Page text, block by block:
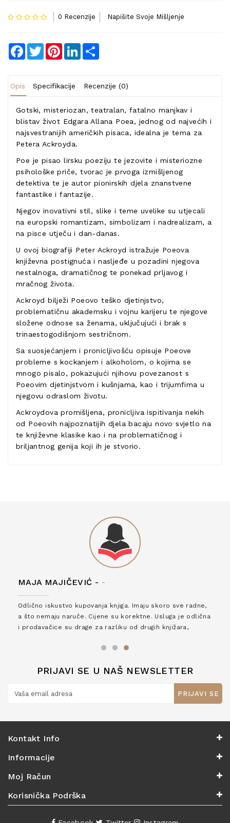
0 Recenzije Napišite Svoje Mišljenje
Facebook
TwitterPinterestLinkedIn
Opis Specifikacije Recenzije (0)
Gotski, misteriozan, teatralan, fatalno manjkav i
blistav život Edgara Allana Poea, jednog od najvećih i
najsvestranijih američkih pisaca, idealna je tema za
Petera Ackroyda.
Poe je pisao lirsku poeziju te jezovite i misteriozne
psihološke priče, tvorac je prvoga izmišljenog
detektiva te je autor pionirskih djela znanstvene
fantastike i fantazije.
Njegov inovativni stil, slike i teme uvelike su utjecali
na europski romantizam, simbolizam i nadrealizam, a
na pisce utječu i dan-danas.
U ovoj biografiji Peter Ackroyd istražuje Poeova
književna postignuća i nasljeđe u pozadini njegova
nestalnoga, dramatičnog te ponekad prljavog i
mračnog života.
Ackroyd bilježi Poeovo teško djetinjstvo,
problematičnu akademsku i vojnu karijeru te njegove
složene odnose sa ženama, uključujući i brak s
trinaestogodišnjom sestričnom.
Sa suosjećanjem i pronicljivošću opisuje Poeove
probleme s kockanjem i alkoholom, o kojima se
mnogo pisalo, pokazujući njihovu povezanost s
Poeovim djetinjstvom i kušnjama, kao i trijumfima u
njegovu odraslom životu.
Ackroydova promišljena, pronicljiva ispitivanja nekih
od Poeovih najpoznatijih djela bacaju novo svjetlo na
te književne klasike kao i na problematičnog i
briljantnog genija koji ih je stvorio.
MAJA MAJIČEVIĆ - -
Odlično iskustvo kupovanja knjiga. Imaju skoro sve radne,
a što nemaju naruče. Cijene su korektne. Usluga je odlična
i prodavačice su drage za razliku od drugih knjižara,
PRIJAVI SE U NAŠ NEWSLETTER
PRIJAVI SE
Kontakt Info
Informacije
Moj Račun
Korisnička Podrška